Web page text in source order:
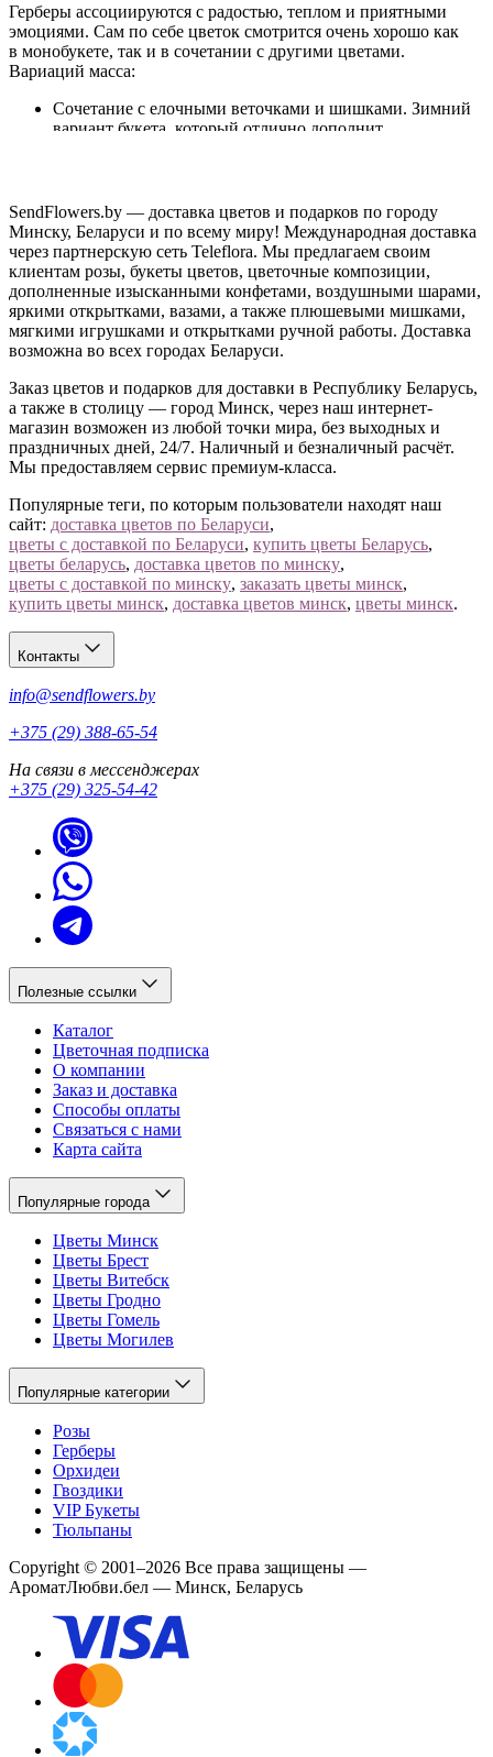
Герберы ассоциируются с радостью, теплом и приятными
эмоциями. Сам по себе цветок смотрится очень хорошо как
в монобукете, так и в сочетании с другими цветами.
Вариаций масса:
Сочетание с елочными веточками и шишками. Зимний
вариант букета, который отлично дополнит
презентовать мужчине.
Сочетание с розами и гортензиями. Герберы
пастельных оттенков отлично дополняются яркими
розами. Такой тандем подойдет на любой праздник, в
том числе свадьбу или романтическое свидание.
Монобукет из гербер разных оттенков. Желтые,
оранжевые, алые и белые бутоны – оптимальный
вариант для поздравления коллег, учителя.
Сочетание с кустовой розой, эвкалиптом. Такой
тандем подойдет на любой праздник и даже
тематическую вечеринку.
Сочетание с разноцветными бутонами. Оформив
герберы с другими цветами, можно презентовать их на
любое мероприятие и даже украсить праздничный зал.
Задекорировать герберы можно в крафтовую бумагу,
украсить лентой и пленкой, оформить в шляпную коробку
или деревянный ящик. Заказать герберы можно в любом
исполнении, под ваш запрос.
Почему мы?
Предлагаем купить герберы в Минске с максимальным
эффектом для души, ведь мы не просто продаем букеты, а
энергетикой и эмоциями. Каждая деталь уникальна и
дополняет общий букет.
Купить герберы в Минске можно на выгодных условиях, мы
предлагаем композиции для особых случаев и мероприятий.
Оформление заказа у нас, это:
Быстрая доставка по городу Минску, а также
возможность доставки по территории всей Беларуси.
Удобное оформления заказа.
Разнообразные способы оплаты (наличный расчет,
кредитная карта через систему WEBPAY, ASSIST,
BePaid, оплата через систему «Расчет», банковский
Доступный ценовой диапазон.
Индивидуальный подход для каждого клиента.
Остались вопросы?
проконсультируем вас и поможем создать букет, который
станет идеальным дополнением к вашему мероприятию.
SendFlowers.by — доставка цветов и подарков по городу
Минску, Беларуси и по всему миру! Международная доставка
через партнерскую сеть Teleflora. Мы предлагаем своим
клиентам розы, букеты цветов, цветочные композиции,
дополненные изысканными конфетами, воздушными шарами,
яркими открытками, вазами, а также плюшевыми мишками,
мягкими игрушками и открытками ручной работы. Доставка
возможна во всех городах Беларуси.
Заказ цветов и подарков для доставки в Республику Беларусь,
а также в столицу — город Минск, через наш интернет-
магазин возможен из любой точки мира, без выходных и
праздничных дней, 24/7. Наличный и безналичный расчёт.
Мы предоставляем сервис премиум-класса.
Популярные теги, по которым пользователи находят наш
сайт: доставка цветов по Беларуси,
цветы с доставкой по Беларуси, купить цветы Беларусь,
цветы беларусь, доставка цветов по минску,
цветы с доставкой по минску, заказать цветы минск,
купить цветы минск, доставка цветов минск, цветы минск.
Контакты
info@sendflowers.by
+375 (29) 388-65-54
На связи в мессенджерах
+375 (29) 325-54-42
Полезные ссылки
Каталог
Цветочная подписка
О компании
Заказ и доставка
Способы оплаты
Связаться с нами
Карта сайта
Популярные города
Цветы Минск
Цветы Брест
Цветы Витебск
Цветы Гродно
Цветы Гомель
Цветы Могилев
Популярные категории
Розы
Герберы
Орхидеи
Гвоздики
VIP Букеты
Тюльпаны
Copyright © 2001–2026 Все права защищены —
АроматЛюбви.бел — Минск, Беларусь